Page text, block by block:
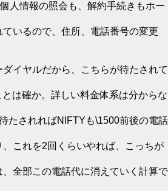
人情報の照会も、解約手続きもホー
いるので、住所、電話番号の変更
イヤルだから、こちらが待たされて
は確か。詳しい料金体系は分からな
たされればNIFTYも\1500前後の電話
これを2回くらいやれば、こっちが
全部この電話代に消えていく計算で